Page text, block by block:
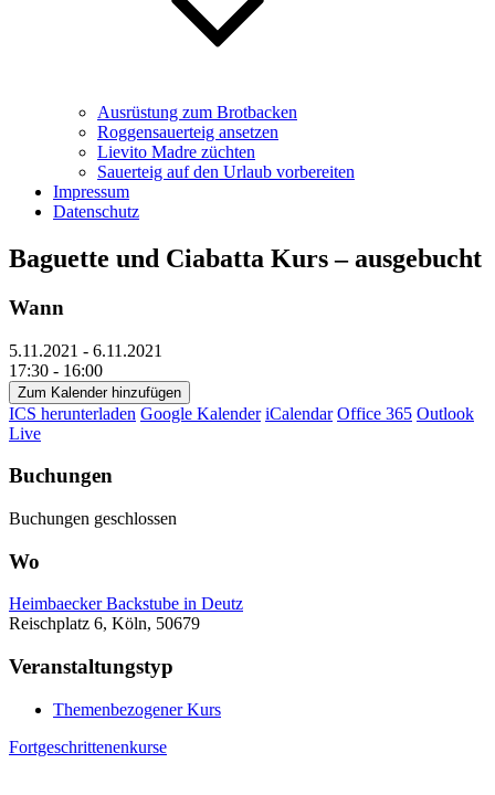
Ausrüstung zum Brotbacken
Roggensauerteig ansetzen
Lievito Madre züchten
Sauerteig auf den Urlaub vorbereiten
Impressum
Datenschutz
Baguette und Ciabatta Kurs – ausgebucht
Wann
5.11.2021 - 6.11.2021
17:30 - 16:00
Zum Kalender hinzufügen
ICS herunterladen Google Kalender iCalendar Office 365 Outlook
Live
Buchungen
Buchungen geschlossen
Wo
Heimbaecker Backstube in Deutz
Reischplatz 6, Köln, 50679
Veranstaltungstyp
Themenbezogener Kurs
Fortgeschrittenenkurse